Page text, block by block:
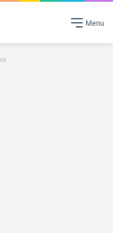
Menu